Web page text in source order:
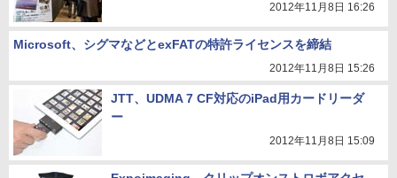
2012年11月8日 16:26
Microsoft、シグマなどとexFATの特許ライセンスを締結
2012年11月8日 15:26
JTT、UDMA 7 CF対応のiPad用カードリーダ
ー
2012年11月8日 15:09